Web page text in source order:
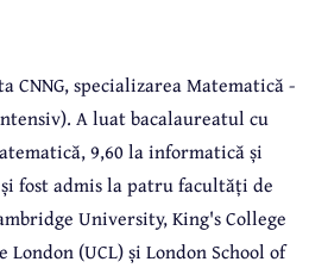
CNNG, specializarea Matematică -
A luat bacalaureatul cu
9,60 la informatică și
fost admis la patru facultăți de
University, King's College
(UCL) și London School of